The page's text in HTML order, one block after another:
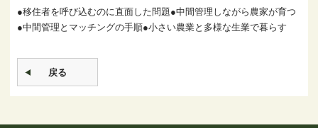
●移住者を呼び込むのに直面した問題●中間管理しながら農家が育つ
●中間管理とマッチングの手順●小さい農業と多様な生業で暮らす
戻る